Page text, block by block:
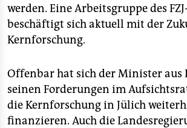
werden. Eine Arbeitsgruppe des
beschäftigt sich aktuell mit der
Kernforschung.
Offenbar hat sich der Minister aus
seinen Forderungen im
die Kernforschung in Jülich
finanzieren. Auch die